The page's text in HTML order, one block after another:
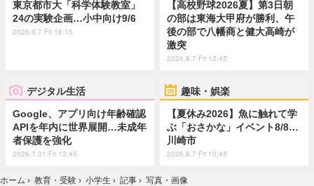
東京都市大「科学体験教室」
24の実験企画…小中向け9/6
2026.8.7 Fri 18:15
【高校野球2026夏】第3日朝
の部は東海大甲府が勝利、午
後の部で八幡商と健大高崎が
激突
2026.8.7 Fri 12:45
デジタル生活
Google、アプリ向け年齢確認
APIを年内に世界展開…未成年
者保護を強化
2026.7.31 Fri 13:45
趣味・娯楽
【夏休み2026】魚に触れて学
ぶ「おさかな」イベント8/8…
川崎市
2026.8.7 Fri 10:45
ホーム › 教育・受験 › 小学生 › 記事 › 写真・画像